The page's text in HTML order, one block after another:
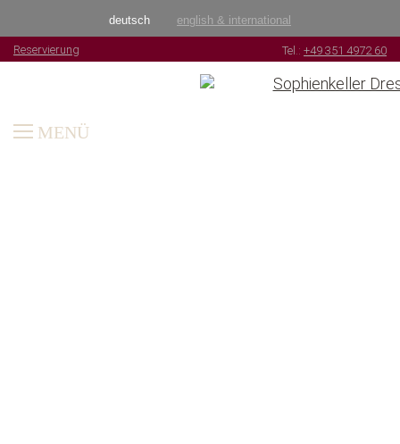
deutsch english & international
Tel.: +49 351 4972 60
Reservierung
MENÜ